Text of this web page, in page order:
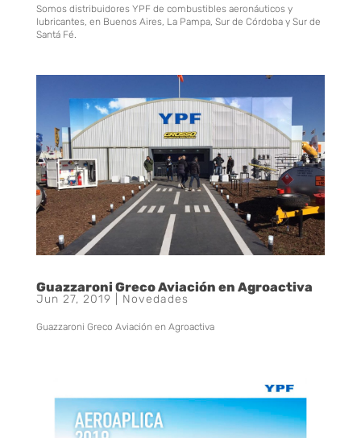
Somos distribuidores YPF de combustibles aeronáuticos y
lubricantes, en Buenos Aires, La Pampa, Sur de Córdoba y Sur de
Santá Fé.
Guazzaroni Greco Aviación en Agroactiva
Jun 27, 2019 Novedades
Guazzaroni Greco Aviación en Agroactiva